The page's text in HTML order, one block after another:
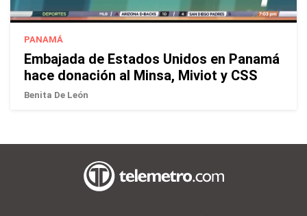
PANAMÁ
Embajada de Estados Unidos en Panamá
hace donación al Minsa, Miviot y CSS
Benita De León